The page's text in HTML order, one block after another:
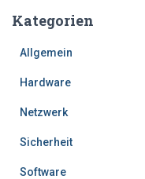
Kategorien
Allgemein
Hardware
Netzwerk
Sicherheit
Software